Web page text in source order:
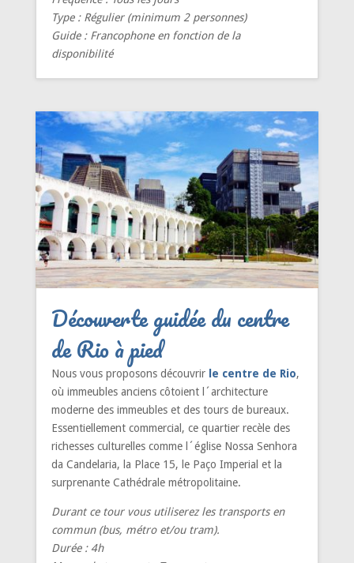
Type: Régulier (minimum 2 personnes)
Guide: Francophone en fonction de la
disponibilité
Découverte guidée du centre
de Rio à pied
Nous vous proposons découvrir le centre de Rio,
où immeubles anciens côtoient l´architecture
moderne des immeubles et des tours de bureaux.
Essentiellement commercial, ce quartier recèle des
richesses culturelles comme l´église Nossa Senhora
da Candelaria, la Place 15, le Paço Imperial et la
surprenante Cathédrale métropolitaine.
Durant ce tour vous utiliserez les transports en
commun (bus, métro et/ou tram).
Durée : 4h